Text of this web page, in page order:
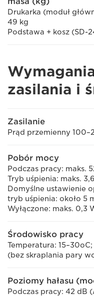
Drukarka (moduł
49 kg
Podstawa + kosz (SD-
zasilania i
Zasilanie
Prąd przemienny
Pobór mocy
Podczas pracy: maks.
Tryb uśpienia: maks.
Domyślne ustawienie
tryb uśpienia: około 5
Wyłączone: maks. 0,3
Środowisko pracy
Temperatura:
(bez skraplania pary
Poziomy hałasu
Podczas pracy: 42 dB